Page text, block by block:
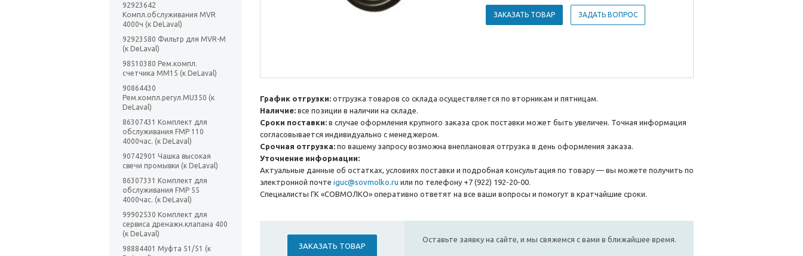
92923642
Компл.обслуживания MVR
4000ч (к DeLaval)
92923580 Фильтр для MVR-M
(к DeLaval)
98510380 Рем.компл.
счетчика ММ15 (к DeLaval)
90864430
Рем.компл.регул.MU350 (к
DeLaval)
86307431 Комплект для
обслуживания FMP 110
4000час. (к DeLaval)
90742901 Чашка высокая
свечи промывки (к DeLaval)
86307331 Комплект для
обслуживания FMP 55
4000час. (к DeLaval)
99902530 Комплект для
сервиса дренажн.клапана 400
(к DeLaval)
98884401 Муфта 51/51 (к
ЗАКАЗАТЬ ТОВАР ЗАДАТЬ ВОПРОС
График отгрузки: отгрузка товаров со склада осуществляется по вторникам и пятницам.
Наличие: все позиции в наличии на складе.
Сроки поставки: в случае оформления крупного заказа срок поставки может быть увеличен. Точная информация
согласовывается индивидуально с менеджером.
Срочная отгрузка: по вашему запросу возможна внеплановая отгрузка в день оформления заказа.
Уточнение информации:
Актуальные данные об остатках, условиях поставки и подробная консультация по товару — вы можете получить по
электронной почте iguc@sovmolko.ru или по телефону +7 (922) 192-20-00.
Специалисты ГК «СОВМОЛКО» оперативно ответят на все ваши вопросы и помогут в кратчайшие сроки.
ЗАКАЗАТЬ ТОВАР
Оставьте заявку на сайте, и мы свяжемся с вами в ближайшее время.